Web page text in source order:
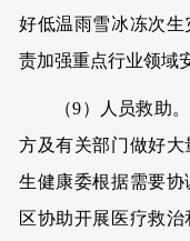
好低温雨雪冰冻次
责加强重点行业领域
（9）人员救助
方及有关部门做好
生健康委根据需要
区协助开展医疗救